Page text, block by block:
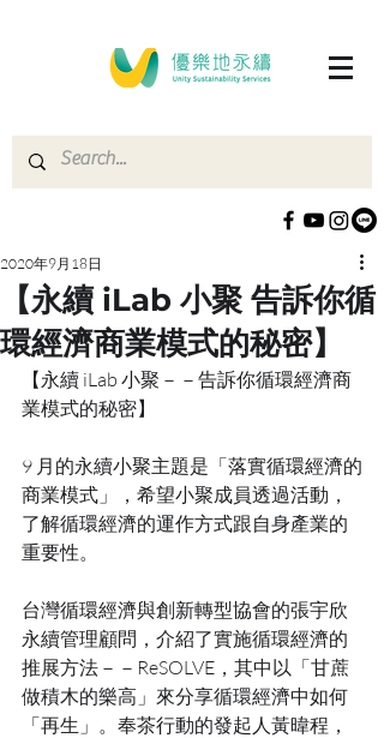
【永續 iLab 小聚 告訴你循
環經濟商業模式的秘密】
2020年9月18日
【永續 iLab 小聚－－告訴你循環經濟商
業模式的秘密】
9 月的永續小聚主題是「落實循環經濟的
商業模式」，希望小聚成員透過活動，
了解循環經濟的運作方式跟自身產業的
重要性。
台灣循環經濟與創新轉型協會的張宇欣
永續管理顧問，介紹了實施循環經濟的
推展方法－－ReSOLVE，其中以「甘蔗
做積木的樂高」來分享循環經濟中如何
「再生」。奉茶行動的發起人黃暐程，